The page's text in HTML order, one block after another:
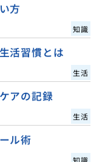
方
知識
活習慣とは
生活
アの記録
生活
ル術
知識